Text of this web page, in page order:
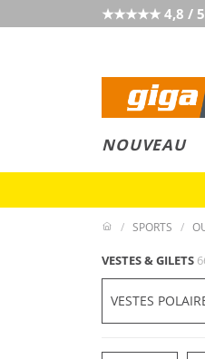
★★★★★ 4,8 /
NOUVEAU
SPORTS
VESTES & GILETS
VESTES